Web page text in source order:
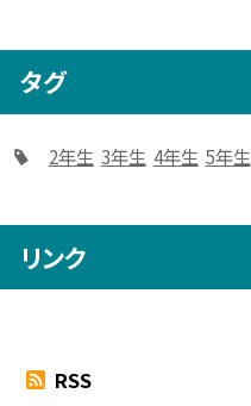
タグ
2年生 3年生 4年生 5年生
リンク
RSS